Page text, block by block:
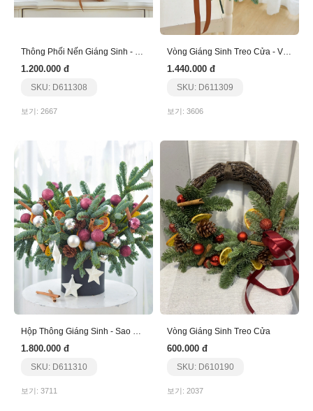
Thông Phối Nến Giáng Sinh - Nến Trắng - Thông Nâu
1.200.000 đ
SKU: D611308
보기: 2667
Vòng Giáng Sinh Treo Cửa - Vàng Nâu
1.440.000 đ
SKU: D611309
보기: 3606
1.800.000 đ
SKU: D611310
보기: 3711
Vòng Giáng Sinh Treo Cửa
600.000 đ
SKU: D610190
보기: 2037